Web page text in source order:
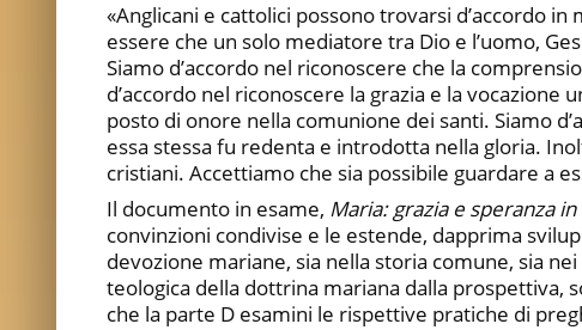
«Anglicani e cattolici possono trovarsi d’accordo
essere che un solo mediatore tra Dio e l’uomo,
Siamo d’accordo nel riconoscere che la
d’accordo nel riconoscere la grazia e la vocazione
posto di onore nella comunione dei santi. Siamo
essa stessa fu redenta e introdotta nella gloria.
cristiani. Accettiamo che sia possibile guardare a
Il documento in esame, Maria: grazia e speranza
convinzioni condivise e le estende, dapprima
devozione mariane, sia nella storia comune, sia
teologica della dottrina mariana dalla prospettiva,
che la parte D esamini le rispettive pratiche di